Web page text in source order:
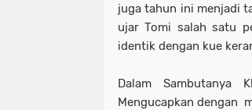
juga tahun ini menjadi
ujar Tomi salah satu
identik dengan kue
Dalam Sambutanya
Mengucapkan dengan